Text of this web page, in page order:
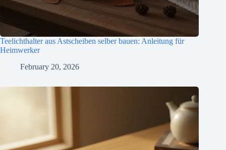
Teelichthalter aus Astscheiben selber bauen: Anleitung für
Heimwerker
February 20, 2026